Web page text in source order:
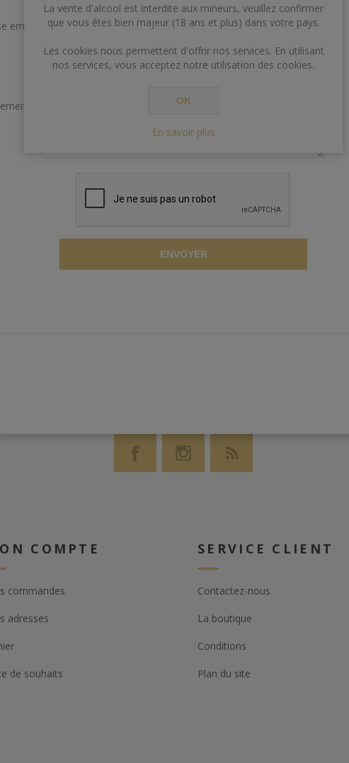
email
ENVOYER
COMPTE
commandes
adresses
de souhaits
SERVICE CLIENT
Contactez-nous
La boutique
Conditions
Plan du site
La vente d'alcool est interdite aux mineurs, veuillez confirmer
que vous êtes bien majeur (18 ans et plus) dans votre pays.
Les cookies nous permettent d'offrir nos services. En utilisant
nos services, vous acceptez notre utilisation des cookies.
OK
En savoir plus